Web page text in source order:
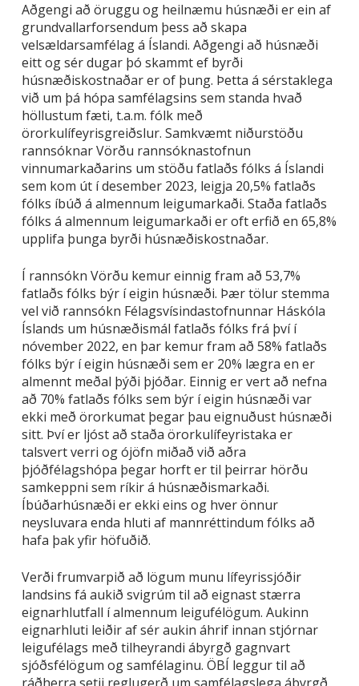
Aðgengi að öruggu og heilnæmu húsnæði er ein af
grundvallarforsendum þess að skapa
velsældarsamfélag á Íslandi. Aðgengi að húsnæði
eitt og sér dugar þó skammt ef byrði
húsnæðiskostnaðar er of þung. Þetta á sérstaklega
við um þá hópa samfélagsins sem standa hvað
höllustum fæti, t.a.m. fólk með
örorkulífeyrisgreiðslur. Samkvæmt niðurstöðu
rannsóknar Vörðu rannsóknastofnun
vinnumarkaðarins um stöðu fatlaðs fólks á Íslandi
sem kom út í desember 2023, leigja 20,5% fatlaðs
fólks íbúð á almennum leigumarkaði. Staða fatlaðs
fólks á almennum leigumarkaði er oft erfið en 65,8%
upplifa þunga byrði húsnæðiskostnaðar.
Í rannsókn Vörðu kemur einnig fram að 53,7%
fatlaðs fólks býr í eigin húsnæði. Þær tölur stemma
vel við rannsókn Félagsvísindastofnunnar Háskóla
Íslands um húsnæðismál fatlaðs fólks frá því í
nóvember 2022, en þar kemur fram að 58% fatlaðs
fólks býr í eigin húsnæði sem er 20% lægra en er
almennt meðal þýði þjóðar. Einnig er vert að nefna
að 70% fatlaðs fólks sem býr í eigin húsnæði var
ekki með örorkumat þegar þau eignuðust húsnæði
sitt. Því er ljóst að staða örorkulífeyristaka er
talsvert verri og ójöfn miðað við aðra
þjóðfélagshópa þegar horft er til þeirrar hörðu
samkeppni sem ríkir á húsnæðismarkaði.
Íbúðarhúsnæði er ekki eins og hver önnur
neysluvara enda hluti af mannréttindum fólks að
hafa þak yfir höfuðið.
Verði frumvarpið að lögum munu lífeyrissjóðir
landsins fá aukið svigrúm til að eignast stærra
eignarhlutfall í almennum leigufélögum. Aukinn
eignarhluti leiðir af sér aukin áhrif innan stjórnar
leigufélags með tilheyrandi ábyrgð gagnvart
sjóðsfélögum og samfélaginu. ÖBÍ leggur til að